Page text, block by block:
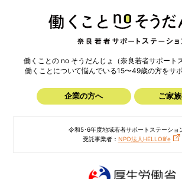
働くことの no そうだんじょ（奈良若者サポート
働くことについて悩んでいる15〜49歳の方をサ
企業の方へ ご家
令和5･6年度地域若者サポートステーショ
受託事業者： NPO法人HELLOlife